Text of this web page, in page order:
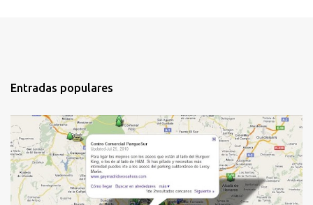
Entradas populares